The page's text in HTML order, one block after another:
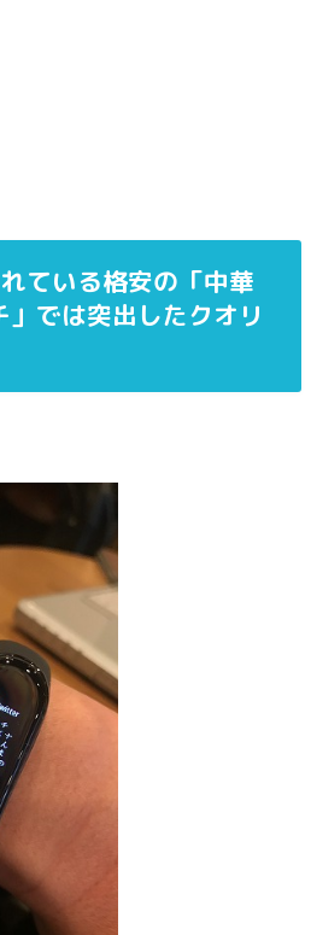
ている格安の「中華
では突出したクオリ